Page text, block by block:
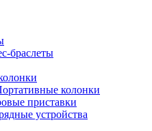
браслеты
колонки
приставки
устройства